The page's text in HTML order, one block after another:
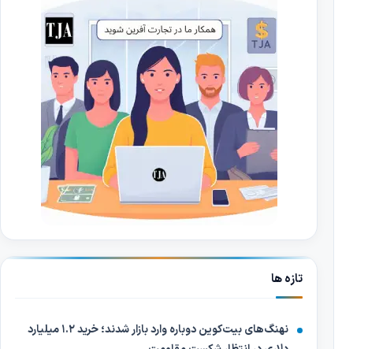
تازه ها
نهنگ‌های بیت‌کوین دوباره وارد بازار شدند؛ خرید ۱.۲ میلیارد